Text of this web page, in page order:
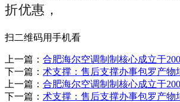
折优惠，
扫二维码用手机看
上一篇： 合肥海尔空调制制核心成立于
下一篇： 术支撑：售后支撑办事包罗产物
上一篇： 合肥海尔空调制制核心成立于
下一篇： 术支撑：售后支撑办事包罗产物